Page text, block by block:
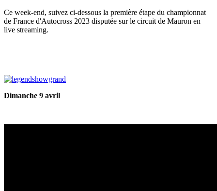
Ce week-end, suivez ci-dessous la première étape du championnat
de France d'Autocross 2023 disputée sur le circuit de Mauron en
live streaming.
Dimanche 9 avril